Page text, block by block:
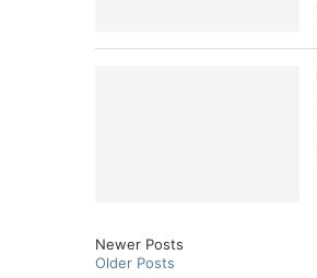
Newer Posts
Older Posts